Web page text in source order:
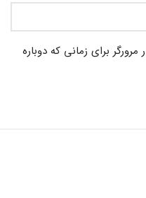
برای زمانی که دوباره